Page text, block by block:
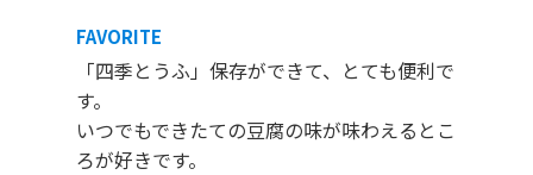
FAVORITE
「四季とうふ」保存ができて、とても便利で
す。
いつでもできたての豆腐の味が味わえるとこ
ろが好きです。